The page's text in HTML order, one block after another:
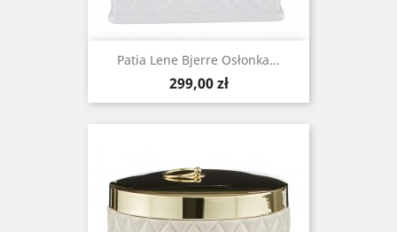
Patia Lene Bjerre Osłonka...
Cena
299,00 zł